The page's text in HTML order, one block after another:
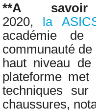
**A savoir
2020,
la
académie
communauté
haut niveau
plateforme
techniques
chaussures,